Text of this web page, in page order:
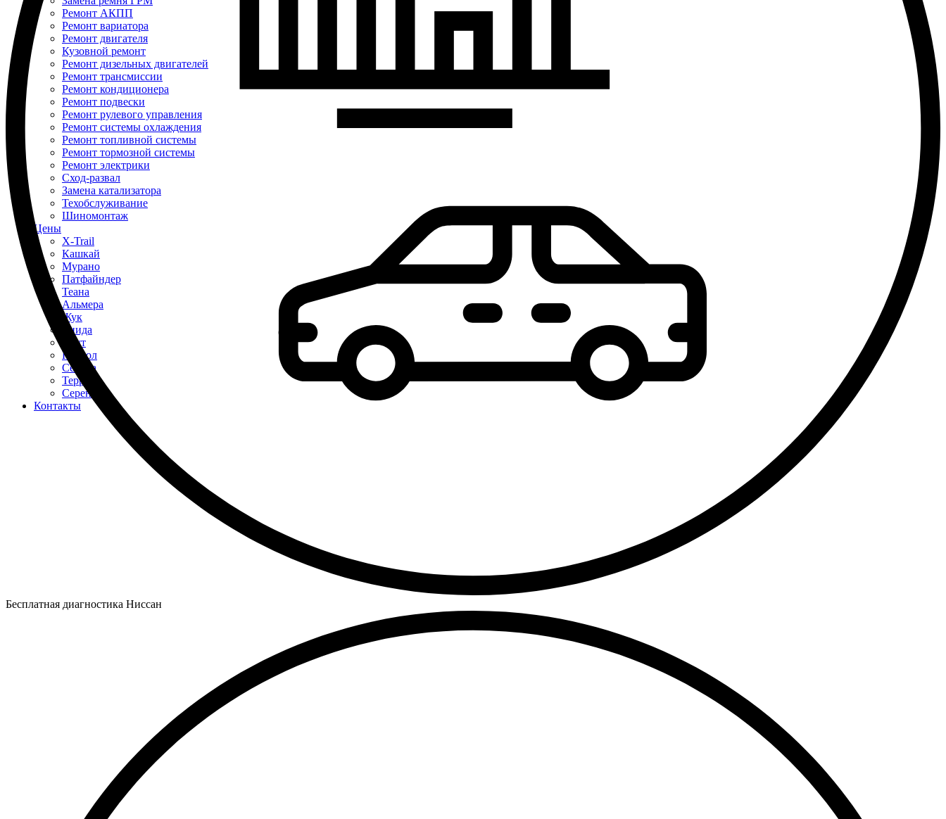
Ремонт АКПП
Ремонт вариатора
Ремонт двигателя
Кузовной ремонт
Ремонт дизельных двигателей
Ремонт трансмиссии
Ремонт кондиционера
Ремонт подвески
Ремонт рулевого управления
Ремонт системы охлаждения
Ремонт топливной системы
Ремонт тормозной системы
Ремонт электрики
Сход-развал
Замена катализатора
Техобслуживание
Шиномонтаж
Цены
X-Trail
Кашкай
Мурано
Патфайндер
Теана
Альмера
Жук
Тиида
Ноут
Патрол
Сентра
Террано
Серена
Контакты
Бесплатная диагностика Ниссан